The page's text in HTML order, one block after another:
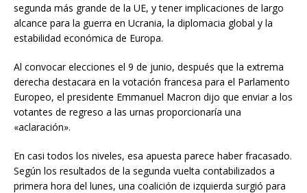
segunda más grande de la UE, y tener implicaciones de largo
alcance para la guerra en Ucrania, la diplomacia global y la
estabilidad económica de Europa.
Al convocar elecciones el 9 de junio, después que la extrema
derecha destacara en la votación francesa para el Parlamento
Europeo, el presidente Emmanuel Macron dijo que enviar a los
votantes de regreso a las urnas proporcionaría una
«aclaración».
En casi todos los niveles, esa apuesta parece haber fracasado.
Según los resultados de la segunda vuelta contabilizados a
primera hora del lunes, una coalición de izquierda surgió para